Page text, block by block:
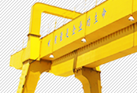
전기 호이스트
크레인 예비